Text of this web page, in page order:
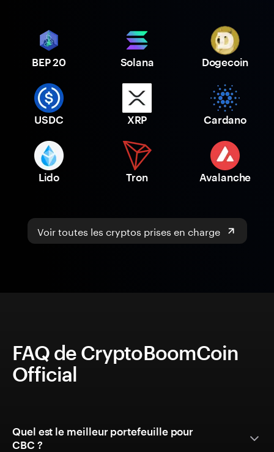
BEP 20 Solana Dogecoin
USDC XRP Cardano
Lido Tron Avalanche
Voir toutes les cryptos prises en charge
FAQ de CryptoBoomCoin
Official
Quel est le meilleur portefeuille pour
CBC ?